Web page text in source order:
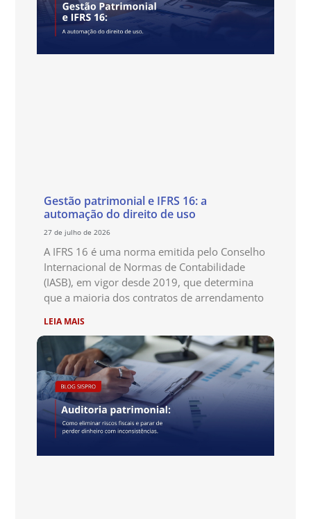
Gestão patrimonial e IFRS 16: a
automação do direito de uso
27 de julho de 2026
A IFRS 16 é uma norma emitida pelo Conselho
Internacional de Normas de Contabilidade
(IASB), em vigor desde 2019, que determina
que a maioria dos contratos de arrendamento
LEIA MAIS